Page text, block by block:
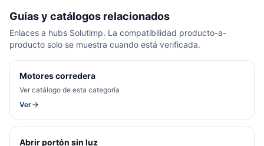
Guías y catálogos relacionados
Enlaces a hubs Solutimp. La compatibilidad producto-a-
producto solo se muestra cuando está verificada.
Motores corredera
Ver catálogo de esta categoría
Ver
Abrir portón sin luz